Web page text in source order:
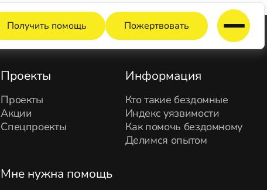
Получить помощь Пожертвовать
Проекты
Проекты
Акции
Спецпроекты
Информация
Кто такие бездомные
Индекс уязвимости
Как помочь бездомному
Делимся опытом
Мне нужна помощь